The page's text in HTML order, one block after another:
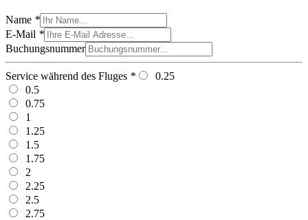
Name *
E-Mail *
Buchungsnummer
Service während des Fluges *
0.25
0.5
0.75
1
1.25
1.5
1.75
2
2.25
2.5
2.75